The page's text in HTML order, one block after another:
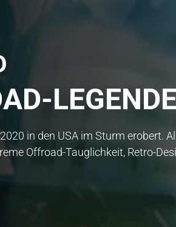
in den USA im Sturm erobert.
Offroad-Tauglichkeit, Retro-